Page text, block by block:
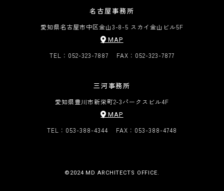
名古屋事務所
愛知県名古屋市中区金山3-8-5 スカイ金山ビル5F
MAP
TEL：052-323-7887 FAX：052-323-7877
三河事務所
愛知県豊川市新栄町2-3パークスビル4F
MAP
TEL：053-388-4344 FAX：053-388-4748
©︎2024 MD ARCHITECTS OFFICE.